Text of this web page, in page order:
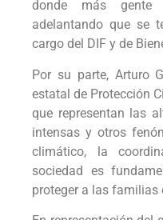
donde más gente
adelantando que se
cargo del DIF y de
Por su parte, Arturo
estatal de Protección
que representan las
intensas y otros
climático, la
sociedad es
proteger a las familias